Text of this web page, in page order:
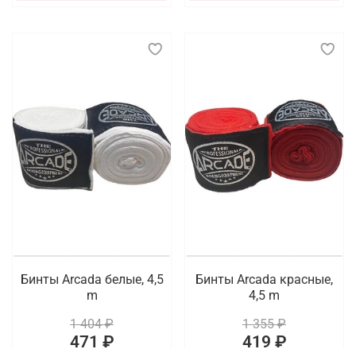
Бинты Arcada белые, 4,5
m
1 404 ₽
471 ₽
Бинты Arcada красные,
4,5 m
1 355 ₽
419 ₽